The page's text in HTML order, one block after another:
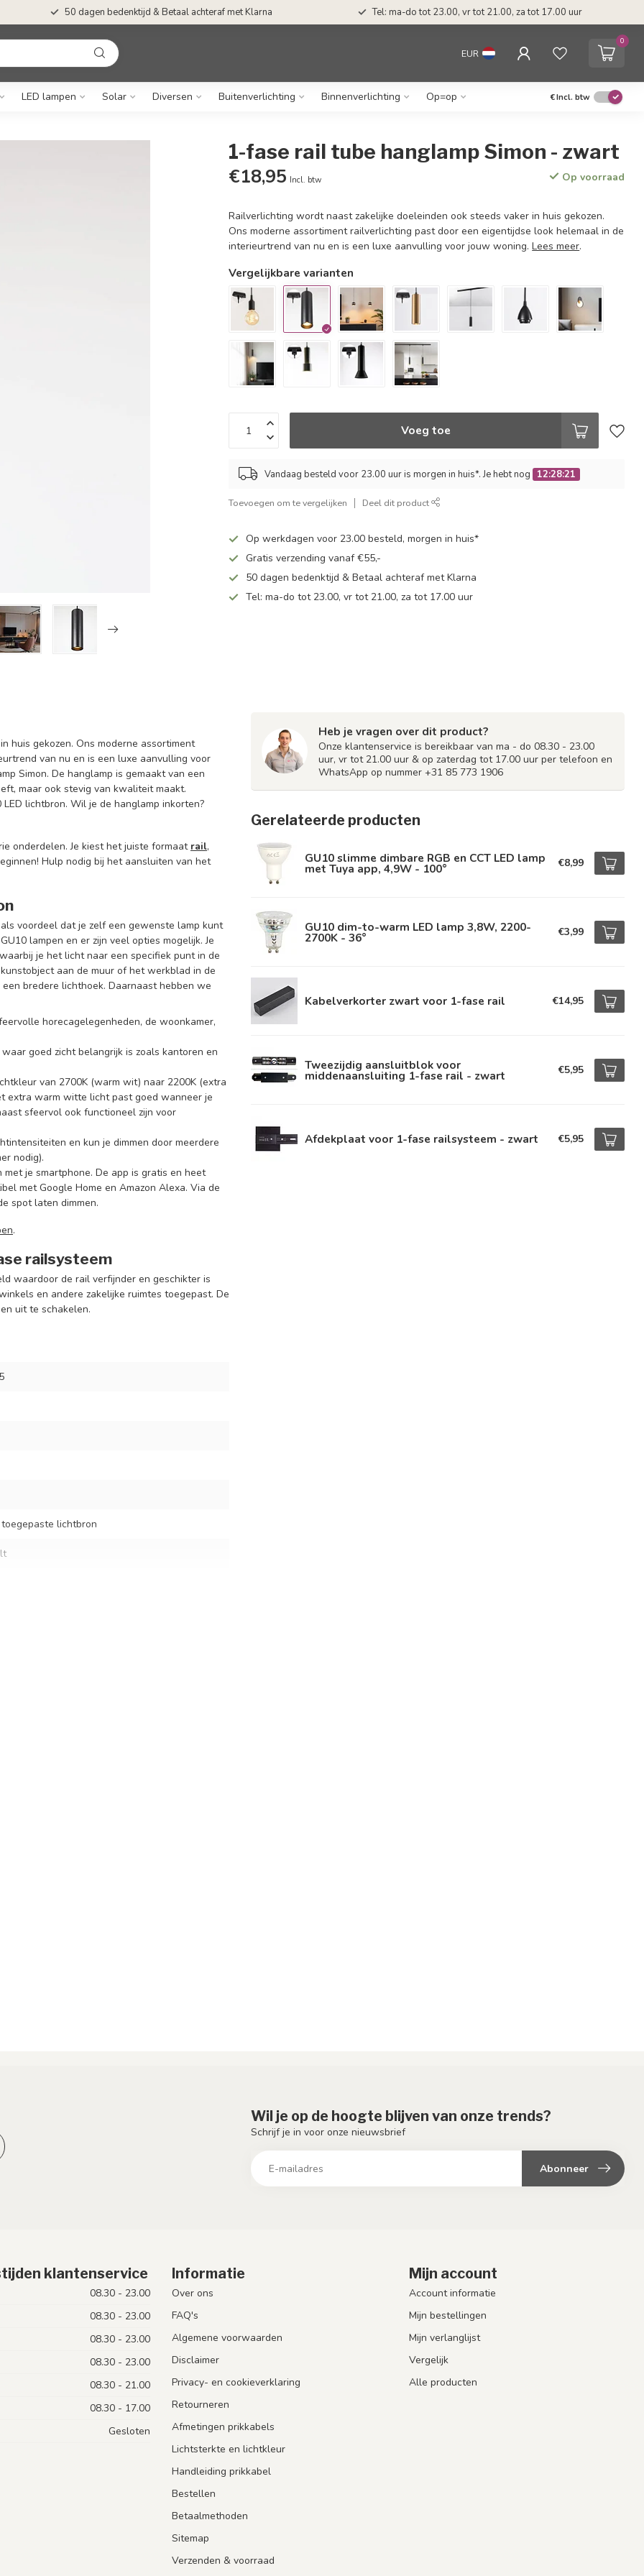
50 dagen bedenktijd & Betaal achteraf met Klarna Tel: ma-do tot 23.00, vr tot 21.00, za tot 17.00 uur
EUR
0
LED lampen Solar Diversen Buitenverlichting Binnenverlichting Op=op €Incl. btw
1-fase rail tube hanglamp Simon - zwart
€18,95 Incl. btw Op voorraad
Railverlichting wordt naast zakelijke doeleinden ook steeds vaker in huis gekozen.
Ons moderne assortiment railverlichting past door een eigentijdse look helemaal in de
interieurtrend van nu en is een luxe aanvulling voor jouw woning.Lees meer.
Vergelijkbare varianten
Voeg toe
Vandaag besteld voor 23.00 uur is morgen in huis*. Je hebt nog 12:28:21
Toevoegen om te vergelijken Deel dit product
Op werkdagen voor 23.00 besteld, morgen in huis*
Gratis verzending vanaf €55,-
50 dagen bedenktijd & Betaal achteraf met Klarna
Tel: ma-do tot 23.00, vr tot 21.00, za tot 17.00 uur
huis gekozen. Ons moderne assortiment
van nu en is een luxe aanvulling voor
Simon. De hanglamp is gemaakt van een
maar ook stevig van kwaliteit maakt.
lichtbron. Wil je de hanglamp inkorten?
onderdelen. Je kiest het juiste formaat rail,
Hulp nodig bij het aansluiten van het
voordeel dat je zelf een gewenste lamp kunt
lampen en er zijn veel opties mogelijk. Je
je het licht naar een specifiek punt in de
aan de muur of het werkblad in de
bredere lichthoek. Daarnaast hebben we
horecagelegenheden, de woonkamer,
goed zicht belangrijk is zoals kantoren en
van 2700K (warm wit) naar 2200K (extra
extra warm witte licht past goed wanneer je
sfeervol ook functioneel zijn voor
en kun je dimmen door meerdere
nodig).
met je smartphone. De app is gratis en heet
met Google Home en Amazon Alexa. Via de
spot laten dimmen.
.
railsysteem
waardoor de rail verfijnder en geschikter is
en andere zakelijke ruimtes toegepast. De
uit te schakelen.
lichtbron
Heb je vragen over dit product?
Onze klantenservice is bereikbaar van ma - do 08.30 - 23.00
uur, vr tot 21.00 uur & op zaterdag tot 17.00 uur per telefoon en
WhatsApp op nummer +31 85 773 1906
Gerelateerde producten
GU10 slimme dimbare RGB en CCT LED lamp
met Tuya app, 4,9W - 100° €8,99
GU10 dim-to-warm LED lamp 3,8W, 2200-
2700K - 36° €3,99
Kabelverkorter zwart voor 1-fase rail €14,95
Tweezijdig aansluitblok voor
middenaansluiting 1-fase rail - zwart €5,95
Afdekplaat voor 1-fase railsysteem - zwart €5,95
Wil je op de hoogte blijven van onze trends?
Schrijf je in voor onze nieuwsbrief
Abonneer
klantenservice
08.30 - 23.00
08.30 - 23.00
08.30 - 23.00
08.30 - 23.00
08.30 - 21.00
08.30 - 17.00
Gesloten
Informatie
Over ons
FAQ's
Algemene voorwaarden
Disclaimer
Privacy- en cookieverklaring
Retourneren
Afmetingen prikkabels
Lichtsterkte en lichtkleur
Handleiding prikkabel
Bestellen
Betaalmethoden
Sitemap
Verzenden & voorraad
Mijn account
Account informatie
Mijn bestellingen
Mijn verlanglijst
Vergelijk
Alle producten